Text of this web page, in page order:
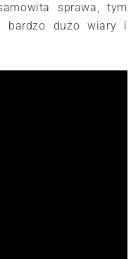
sprawa, tym
bardzo dużo wiary i